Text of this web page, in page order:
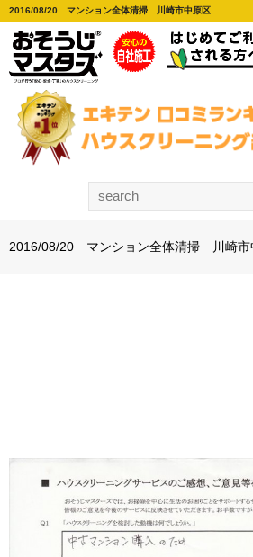
2016/08/20 マンション全体清掃 川崎市中原区
2016/08/20 マンション全体清掃 川崎市